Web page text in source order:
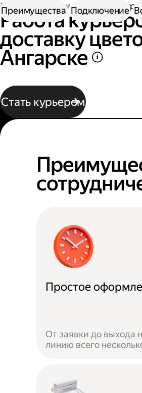
Работа курьером Работа
Работа
доставку
Ангарске
Стать курьером
Преимущества Подключение
Простое
От заявки до выхода
линию всего